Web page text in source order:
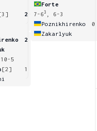
2
2
5
[2]
1
Forte
7-63
, 6-3
Poznikhirenko
0
Zakarlyuk